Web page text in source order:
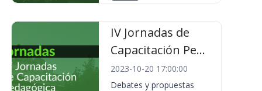
IV Jornadas de
Capacitación Pe...
2023-10-20 17:00:00
Debates y propuestas